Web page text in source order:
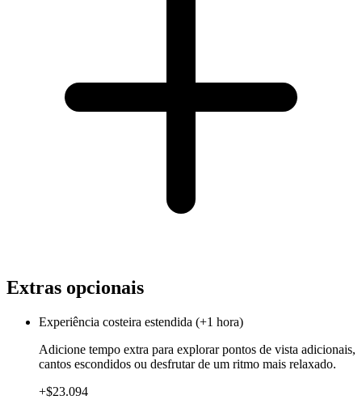
Extras opcionais
Experiência costeira estendida (+1 hora)
Adicione tempo extra para explorar pontos de vista adicionais,
cantos escondidos ou desfrutar de um ritmo mais relaxado.
+$23.094